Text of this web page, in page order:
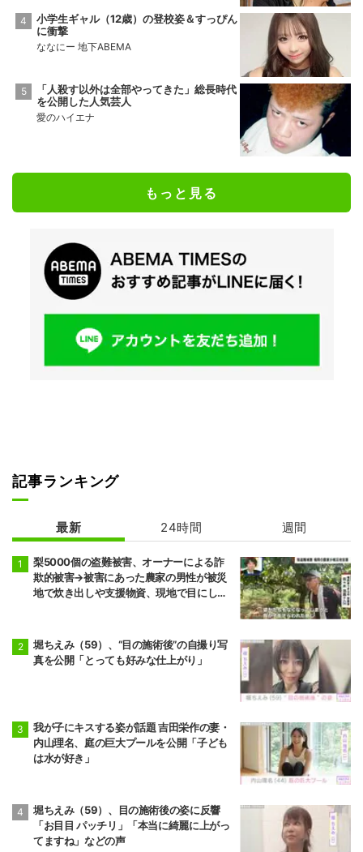
小学生ギャル（12歳）の登校姿＆すっぴん
に衝撃
ななにー 地下ABEMA
「人殺す以外は全部やってきた」総長時代
を公開した人気芸人
愛のハイエナ
もっと見る
記事ランキング
最新 24時間 週間
梨5000個の盗難被害、オーナーによる詐
欺的被害→被害にあった農家の男性が被災
地で炊き出しや支援物資、現地で目にし
堀ちえみ（59）、“目の施術後”の自撮り写
真を公開「とっても好みな仕上がり」
我が子にキスする姿が話題 吉田栄作の妻・
内山理名、庭の巨大プールを公開「子ども
は水が好き」
堀ちえみ（59）、目の施術後の姿に反響
「お目目 パッチリ」「本当に綺麗に上がっ
てますね」などの声